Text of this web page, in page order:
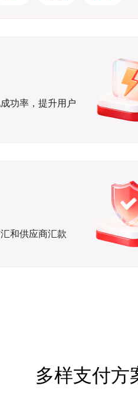
功率，提升用户
和供应商汇款
多样支付方